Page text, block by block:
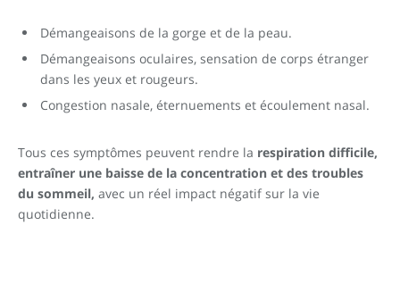
Démangeaisons de la gorge et de la peau.
Démangeaisons oculaires, sensation de corps étranger
dans les yeux et rougeurs.
Congestion nasale, éternuements et écoulement nasal.
Tous ces symptômes peuvent rendre la respiration difficile,
entraîner une baisse de la concentration et des troubles
du sommeil, avec un réel impact négatif sur la vie
quotidienne.